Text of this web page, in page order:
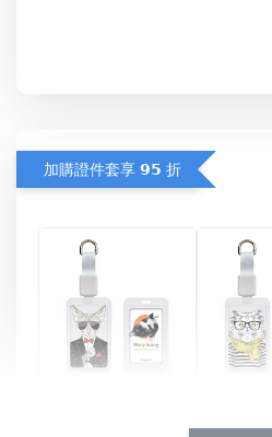
加購證件套享 𝟵𝟱 折